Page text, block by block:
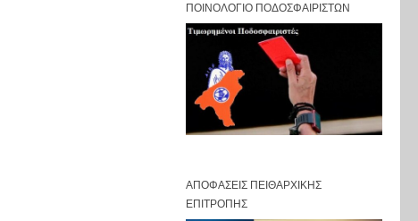
ΠΟΙΝΟΛΌΓΙΟ ΠΟΔΟΣΦΑΙΡΙΣΤΏΝ
ΑΠΟΦΆΣΕΙΣ ΠΕΙΘΑΡΧΙΚΉΣ
ΕΠΙΤΡΟΠΉΣ